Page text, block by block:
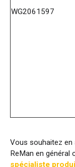
WG2061597
Vous souhaitez
ReMan en général
spécialiste